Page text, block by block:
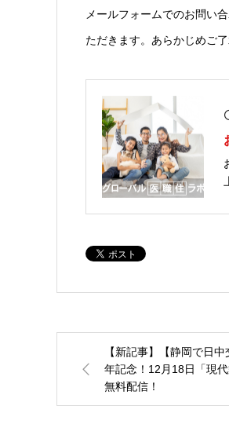
メールフォームでのお問い
ただきます。あらかじめご了
【新記事】【静岡で日
年記念！12月18日「現
無料配信！